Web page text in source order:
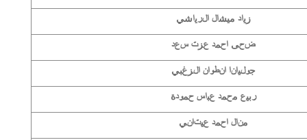
زياد ميشال الرياشي
ضحى احمد عزت سعد
جوليانا انطوان الزغبي
ربيع محمد عباس حمودة
منال احمد عيتاني